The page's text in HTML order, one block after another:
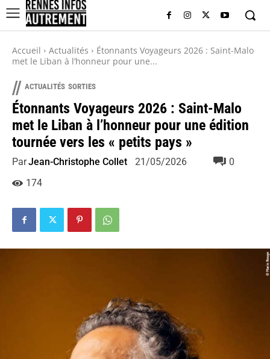
Accueil Actualités
Étonnants Voyageurs 2026 : Saint-Malo
met le Liban à l’honneur pour une...
// ACTUALITÉS SORTIES
Étonnants Voyageurs 2026 : Saint-Malo
met le Liban à l’honneur pour une édition
tournée vers les « petits pays »
ParJean-Christophe Collet 21/05/2026
0
174